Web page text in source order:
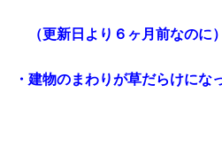
（更新日より６ヶ月前なのに）
・建物のまわりが草だらけにな